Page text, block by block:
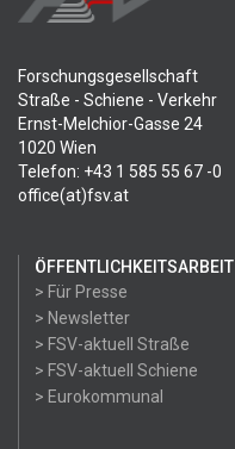
Forschungsgesellschaft
Straße - Schiene - Verkehr
Ernst-Melchior-Gasse 24
1020 Wien
Telefon: +43 1 585 55 67 -0
office(at)fsv.at
ÖFFENTLICHKEITSARBEIT
> Für Presse
> Newsletter
> FSV-aktuell Straße
> FSV-aktuell Schiene
> Eurokommunal